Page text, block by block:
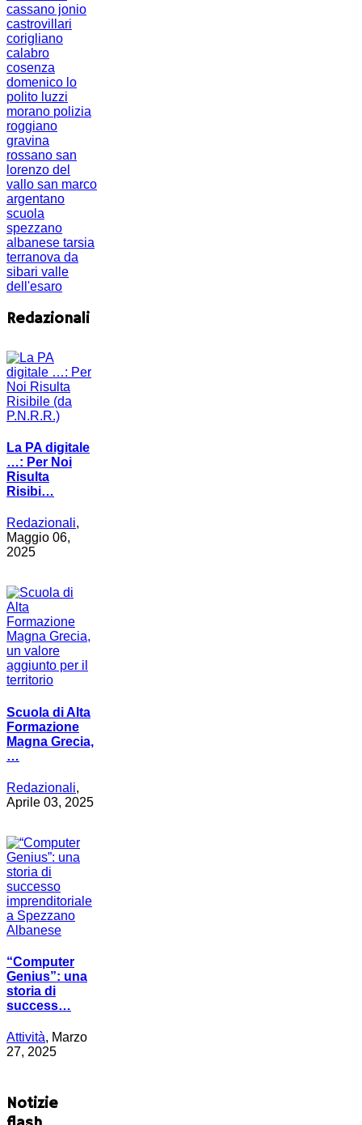
cassano jonio
castrovillari
corigliano
calabro
cosenza
domenico lo
polito luzzi
morano polizia
roggiano
gravina
rossano san
lorenzo del
vallo san marco
argentano
scuola
spezzano
albanese tarsia
terranova da
sibari valle
dell'esaro
Redazionali
La PA digitale
…: Per Noi
Risulta
Risibi…
Redazionali,
Maggio 06,
2025
Scuola di Alta
Formazione
Magna Grecia,
…
Redazionali,
Aprile 03, 2025
“Computer
Genius”: una
storia di
success…
Attività, Marzo
27, 2025
Notizie